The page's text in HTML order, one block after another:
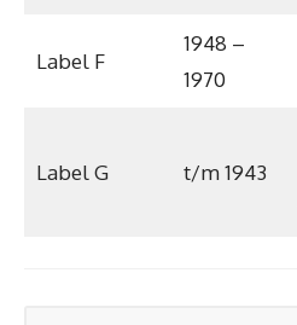
Label F
1948 –
1970
Label G t/m 1943